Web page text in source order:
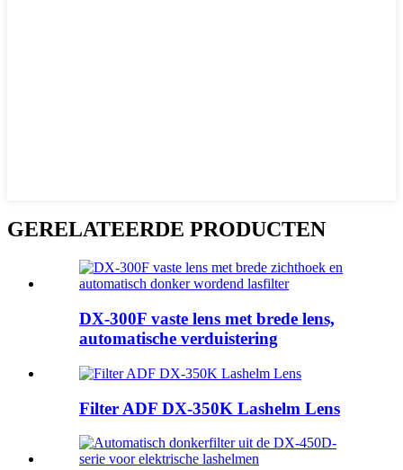
GERELATEERDE PRODUCTEN
DX-300F vaste lens met brede lens,
automatische verduistering
Filter ADF DX-350K Lashelm Lens